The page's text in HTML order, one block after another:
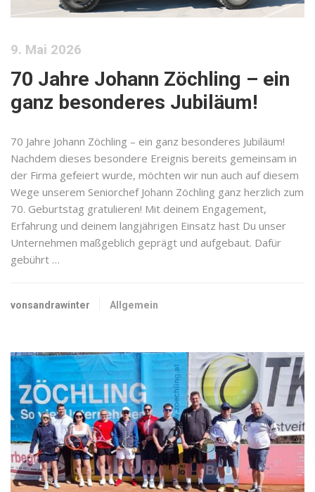
9. Mai 2026
70 Jahre Johann Zöchling – ein
ganz besonderes Jubiläum!
70 Jahre Johann Zöchling – ein ganz besonderes Jubiläum!
Nachdem dieses besondere Ereignis bereits gemeinsam in
der Firma gefeiert wurde, möchten wir nun auch auf diesem
Wege unserem Seniorchef Johann Zöchling ganz herzlich zum
70. Geburtstag gratulieren! Mit deinem Engagement,
Erfahrung und deinem langjährigen Einsatz hast Du unser
Unternehmen maßgeblich geprägt und aufgebaut. Dafür
gebührt …
vonsandrawinter Allgemein